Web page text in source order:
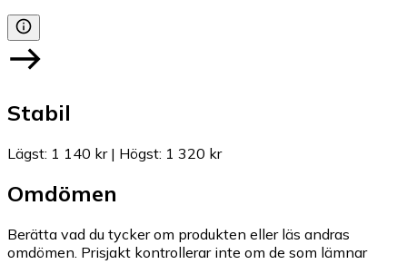
Stabil
Lägst: 1 140 kr| Högst: 1 320 kr
Omdömen
Berätta vad du tycker om produkten eller läs andras
omdömen. Prisjakt kontrollerar inte om de som lämnar